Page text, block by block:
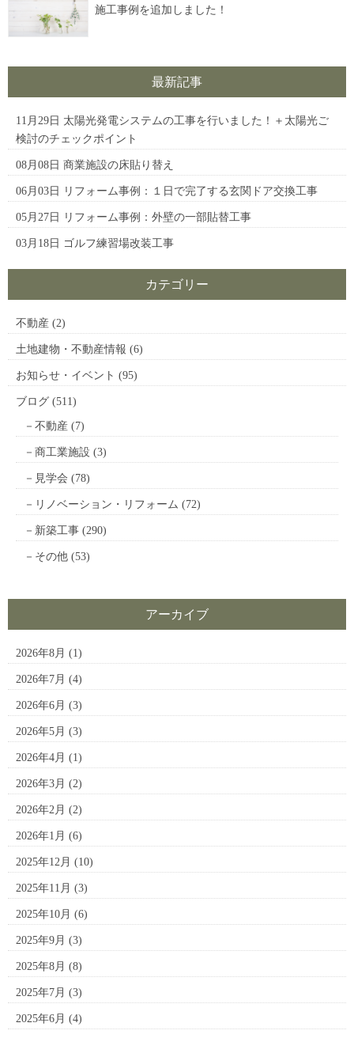
施工事例を追加しました！
最新記事
11月29日 太陽光発電システムの工事を行いました！＋太陽光ご
検討のチェックポイント
08月08日 商業施設の床貼り替え
06月03日 リフォーム事例：１日で完了する玄関ドア交換工事
05月27日 リフォーム事例：外壁の一部貼替工事
03月18日 ゴルフ練習場改装工事
カテゴリー
不動産 (2)
土地建物・不動産情報 (6)
お知らせ・イベント (95)
ブログ (511)
不動産 (7)
商工業施設 (3)
見学会 (78)
リノベーション・リフォーム (72)
新築工事 (290)
その他 (53)
アーカイブ
2026年8月 (1)
2026年7月 (4)
2026年6月 (3)
2026年5月 (3)
2026年4月 (1)
2026年3月 (2)
2026年2月 (2)
2026年1月 (6)
2025年12月 (10)
2025年11月 (3)
2025年10月 (6)
2025年9月 (3)
2025年8月 (8)
2025年7月 (3)
2025年6月 (4)